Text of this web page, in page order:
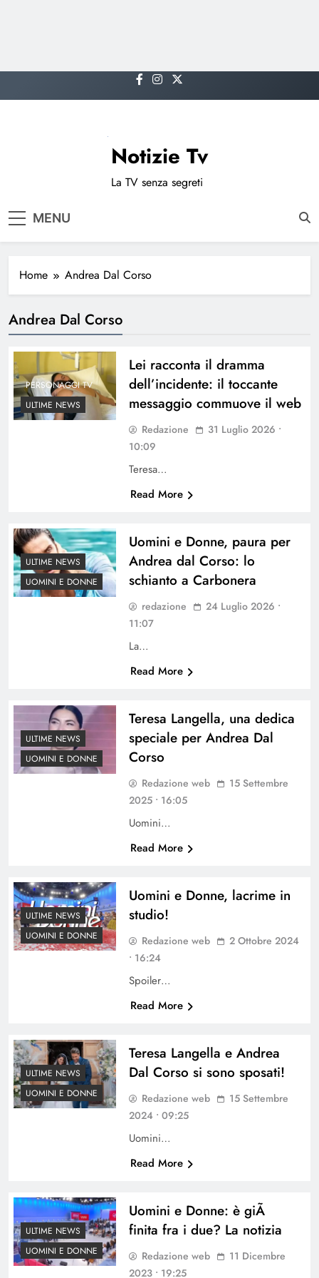
to
Notizie Tv
La TV senza segreti
MENU
Home Andrea Dal Corso
Andrea Dal Corso
PERSONAGGI TV
ULTIME NEWS
Lei racconta il dramma
dell’incidente: il toccante
messaggio commuove il web
Redazione
31 Luglio 2026 •
10:09
Teresa…
Read More
ULTIME NEWS
UOMINI E DONNE
Uomini e Donne, paura per
Andrea dal Corso: lo
schianto a Carbonera
redazione
24 Luglio 2026 •
11:07
La…
Read More
ULTIME NEWS
UOMINI E DONNE
Teresa Langella, una dedica
speciale per Andrea Dal
Corso
Redazione web
15 Settembre
2025 • 16:05
Uomini…
Read More
ULTIME NEWS
UOMINI E DONNE
Uomini e Donne, lacrime in
studio!
Redazione web
2 Ottobre 2024
• 16:24
Spoiler…
Read More
ULTIME NEWS
UOMINI E DONNE
Teresa Langella e Andrea
Dal Corso si sono sposati!
Redazione web
15 Settembre
2024 • 09:25
Uomini…
Read More
ULTIME NEWS
UOMINI E DONNE
Uomini e Donne: è giÃ
finita fra i due? La notizia
Redazione web
11 Dicembre
2023 • 19:25